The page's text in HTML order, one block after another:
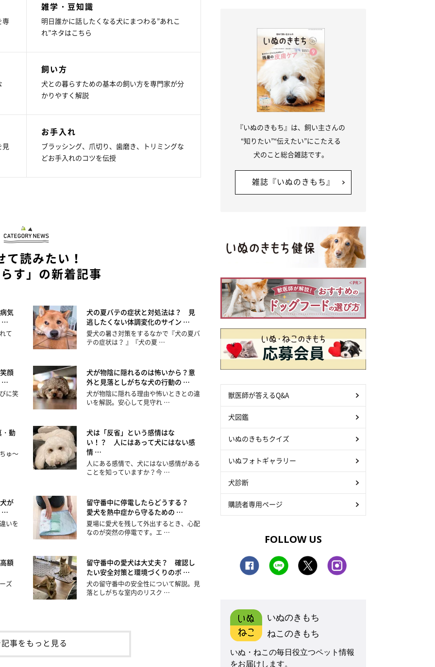
専
雑学・豆知識
明日誰かに話したくなる犬にまつわる”あれこ
れ”ネタはこちら
飼い方
犬との暮らすための基本の飼い方を専門家が分
かりやすく解説
見
お手入れ
ブラッシング、爪切り、歯磨き、トリミングな
どお手入れのコツを伝授
て読みたい！
す」の新着記事
気
…
て
犬の夏バテの症状と対処法は？ 見
逃したくない体調変化のサイン …
愛犬の暑さ対策をするなかで『犬の夏バ
テの症状は？ 』『犬の夏 …
顔
…
に笑
犬が物陰に隠れるのは怖いから？意
外と見落としがちな犬の行動の …
犬が物陰に隠れる理由や怖いときとの違
いを解説。安心して見守れ …
・動
ゅ～
犬は「反省」という感情はな
い！？ 人にはあって犬にはない感
情 …
人にある感情で、犬にはない感情がある
ことを知っていますか？今 …
が
…
いを
留守番中に停電したらどうする？
愛犬を熱中症から守るための …
夏場に愛犬を残して外出するとき、心配
なのが突然の停電です。エ …
額
ズ
留守番中の愛犬は大丈夫？ 確認し
たい安全対策と環境づくりのポ …
犬の留守番中の安全性について解説。見
落としがちな室内のリスク …
事をもっと見る
『いぬのきもち』は、飼い主さんの
“知りたい”“伝えたい”にこたえる
犬のこと総合雑誌です。
雑誌『いぬのきもち』
獣医師が答えるQ&A
犬図鑑
いぬのきもちクイズ
いぬフォトギャラリー
犬診断
購読者専用ページ
FOLLOW US
いぬのきもち
ねこのきもち
いぬ・ねこの毎日役立つペット情報
をお届けします。